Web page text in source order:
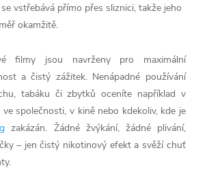
vstřebává přímo přes sliznici, takže jeho
okamžitě.
filmy jsou navrženy pro maximální
a čistý zážitek. Nenápadné používání
tabáku či zbytků oceníte například v
ve společnosti, v kině nebo kdekoliv, kde je
zakázán. Žádné žvýkání, žádné plivání,
– jen čistý nikotinový efekt a svěží chuť